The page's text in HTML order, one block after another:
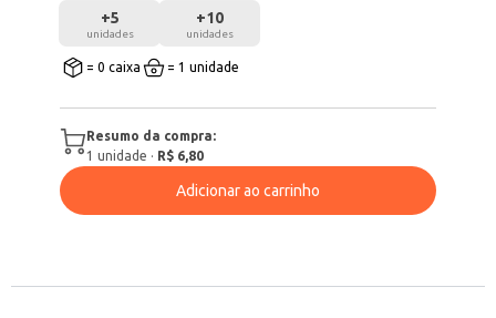
+5
unidades
+10
unidades
= 0 caixa = 1 unidade
Resumo da compra:
1 unidade · R$ 6,80
Adicionar ao carrinho